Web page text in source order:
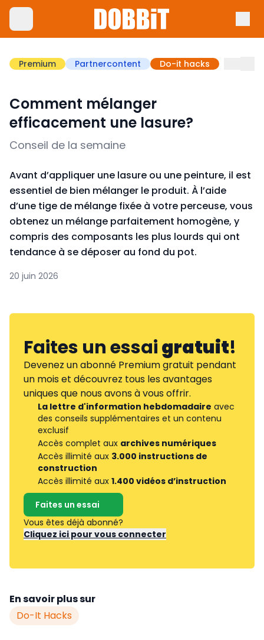
Premium Partnercontent Do-it hacks
Comment mélanger
efficacement une lasure?
Conseil de la semaine
Avant d’appliquer une lasure ou une peinture, il est
essentiel de bien mélanger le produit. À l’aide
d’une tige de mélange fixée à votre perceuse, vous
obtenez un mélange parfaitement homogène, y
compris des composants les plus lourds qui ont
tendance à se déposer au fond du pot.
20 juin 2026
Faites un essaigratuit!
Devenez un abonné Premium gratuit pendant
un mois et découvrez tous les avantages
uniques que nous avons à vous offrir.
La lettre d'information hebdomadaire avec
des conseils supplémentaires et un contenu
exclusif
Accès complet aux archives numériques
Accès illimité aux 3.000 instructions de
construction
Accès illimité aux 1.400 vidéos d’instruction
Faites un essai
Vous êtes déjà abonné?
Cliquez ici pour vous connecter
En savoir plus sur
Do-It Hacks